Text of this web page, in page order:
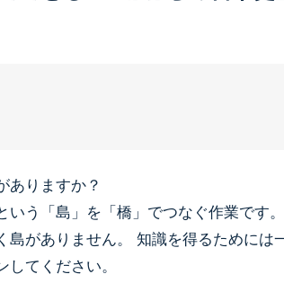
ありますか？
う「島」を「橋」でつなぐ作業です。
島がありません。 知識を得るためには
てください。